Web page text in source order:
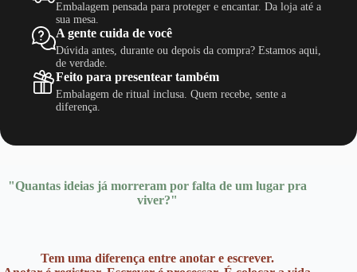
Embalagem pensada para proteger e encantar. Da loja até a
sua mesa.
A gente cuida de você
Dúvida antes, durante ou depois da compra? Estamos aqui,
de verdade.
Feito para presentear também
Embalagem de ritual inclusa. Quem recebe, sente a
diferença.
"Quantas ideias já morreram por falta de um lugar pra
viver?"
Tem uma diferença entre anotar e escrever.